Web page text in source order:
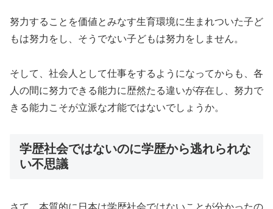
努力することを価値とみなす生育環境に生まれついた子ど
もは努力をし、そうでない子どもは努力をしません。
そして、社会人として仕事をするようになってからも、各
人の間に努力できる能力に歴然たる違いが存在し、努力で
きる能力こそが立派な才能ではないでしょうか。
学歴社会ではないのに学歴から逃れられな
い不思議
さて、本質的に日本は学歴社会ではないことが分かったの